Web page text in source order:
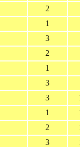
2
1
3
2
1
3
3
1
2
3